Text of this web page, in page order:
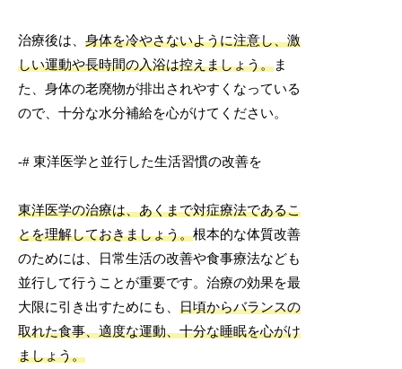
治療後は、身体を冷やさないように注意し、激
しい運動や長時間の入浴は控えましょう。ま
た、身体の老廃物が排出されやすくなっている
ので、十分な水分補給を心がけてください。
-# 東洋医学と並行した生活習慣の改善を
東洋医学の治療は、あくまで対症療法であるこ
とを理解しておきましょう。根本的な体質改善
のためには、日常生活の改善や食事療法なども
並行して行うことが重要です。治療の効果を最
大限に引き出すためにも、日頃からバランスの
取れた食事、適度な運動、十分な睡眠を心がけ
ましょう。